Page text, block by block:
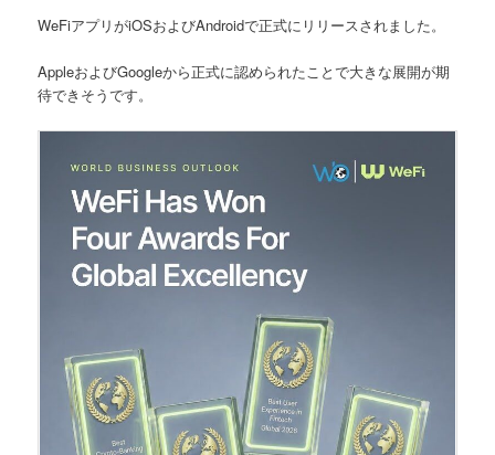
WeFiアプリがiOSおよびAndroidで正式にリリースされました。
AppleおよびGoogleから正式に認められたことで大きな展開が期
待できそうです。